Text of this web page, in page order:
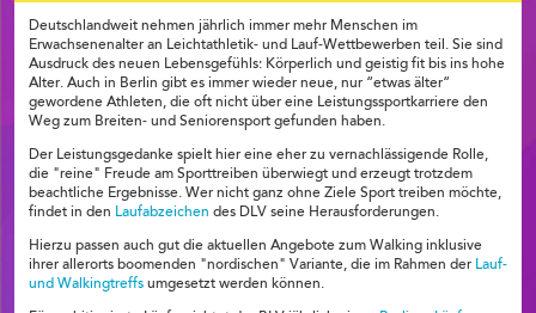
Deutschlandweit nehmen jährlich immer mehr Menschen im
Erwachsenenalter an Leichtathletik- und Lauf-Wettbewerben teil. Sie sind
Ausdruck des neuen Lebensgefühls: Körperlich und geistig fit bis ins hohe
Alter. Auch in Berlin gibt es immer wieder neue, nur “etwas älter“
gewordene Athleten, die oft nicht über eine Leistungssportkarriere den
Weg zum Breiten- und Seniorensport gefunden haben.
Der Leistungsgedanke spielt hier eine eher zu vernachlässigende Rolle,
die "reine" Freude am Sporttreiben überwiegt und erzeugt trotzdem
beachtliche Ergebnisse. Wer nicht ganz ohne Ziele Sport treiben möchte,
findet in den Laufabzeichen des DLV seine Herausforderungen.
Hierzu passen auch gut die aktuellen Angebote zum Walking inklusive
ihrer allerorts boomenden "nordischen" Variante, die im Rahmen der Lauf-
und Walkingtreffs umgesetzt werden können.